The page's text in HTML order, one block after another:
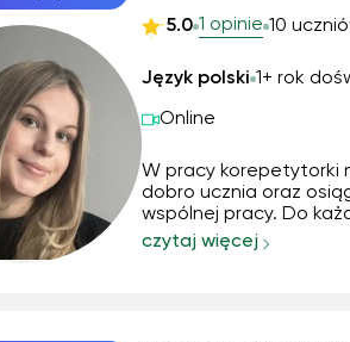
5.0 1 opinie 10
Język polski 1+ rok
Online
W pracy korepetytorki
dobro ucznia oraz
wspólnej pracy. Do
indywidualnie,
czytaj więcej